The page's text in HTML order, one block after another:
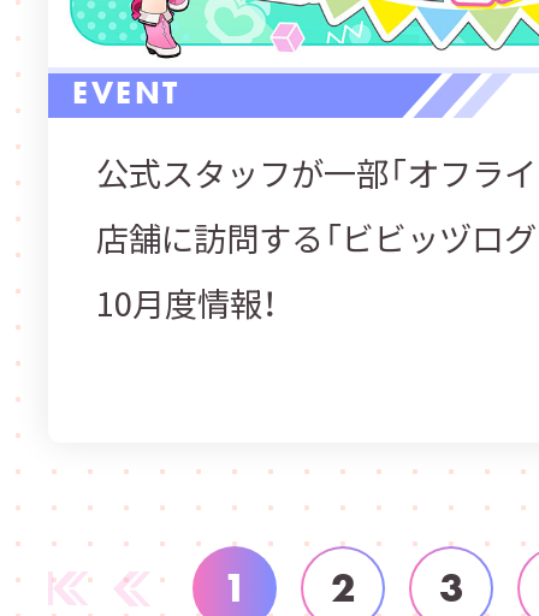
EVENT
公式スタッフが一部「オフラ
店舗に訪問する「ビビッヅロ
10月度情報！
1 2 3